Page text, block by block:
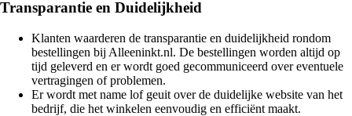
Transparantie en Duidelijkheid
Klanten waarderen de transparantie en duidelijkheid rondom
bestellingen bij Alleeninkt.nl. De bestellingen worden altijd op
tijd geleverd en er wordt goed gecommuniceerd over eventuele
vertragingen of problemen.
Er wordt met name lof geuit over de duidelijke website van het
bedrijf, die het winkelen eenvoudig en efficiënt maakt.